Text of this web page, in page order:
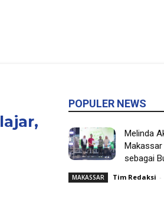
POPULER NEWS
Melinda
Makassar
sebagai
MAKASSAR Tim Redaksi -